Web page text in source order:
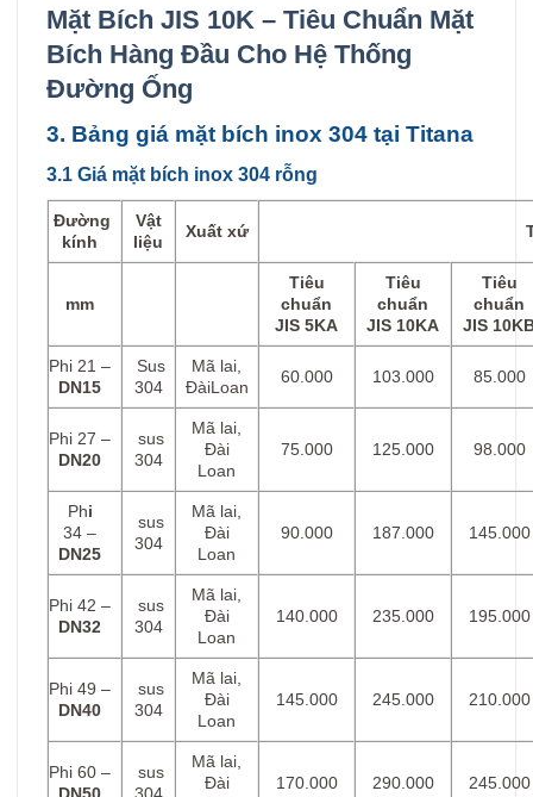
Mặt Bích JIS 10K – Tiêu Chuẩn Mặt
Bích Hàng Đầu Cho Hệ Thống
Đường Ống
3. Bảng giá mặt bích inox 304 tại Titana
3.1 Giá mặt bích inox 304 rỗng
Đường
kính
Vật
liệu
Xuất xứ
mm
Tiêu
chuẩn
JIS 5KA
Tiêu
chuẩn
JIS 10KA
Tiêu
chuẩn
JIS
Phi 21 –
DN15
Sus
304
Mã lai,
ĐàiLoan
60.000 103.000 85.000
Phi 27 –
DN20
sus
304
Mã lai,
Đài
Loan
75.000 125.000 98.000
Phi
34 –
DN25
sus
304
Mã lai,
Đài
Loan
90.000 187.000 145.000
Phi 42 –
DN32
sus
304
Mã lai,
Đài
Loan
140.000 235.000 195.000
Phi 49 –
DN40
sus
304
Mã lai,
Đài
Loan
145.000 245.000 210.000
Phi 60 –
sus
Mã lai,
Đài
170.000 290.000 245.000